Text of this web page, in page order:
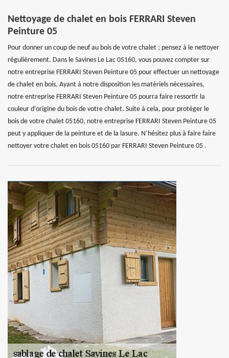
Nettoyage de chalet en bois FERRARI Steven
Peinture 05
Pour donner un coup de neuf au bois de votre chalet ; pensez à le nettoyer
régulièrement. Dans le Savines Le Lac 05160, vous pouvez compter sur
notre entreprise FERRARI Steven Peinture 05 pour effectuer un nettoyage
de chalet en bois. Ayant à notre disposition les matériels nécessaires,
notre entreprise FERRARI Steven Peinture 05 pourra faire ressortir la
couleur d’origine du bois de votre chalet. Suite à cela, pour protéger le
bois de votre chalet 05160, notre entreprise FERRARI Steven Peinture 05
peut y appliquer de la peinture et de la lasure. N’hésitez plus à faire faire
nettoyer votre chalet en bois 05160 par FERRARI Steven Peinture 05 .